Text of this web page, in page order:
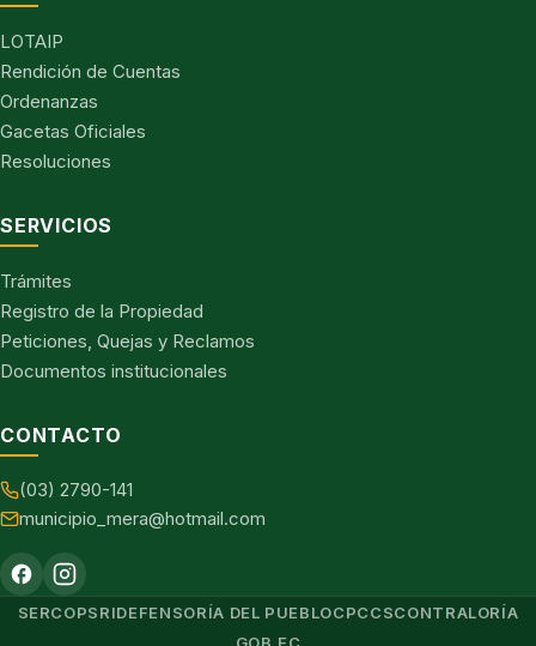
LOTAIP
Rendición de Cuentas
Ordenanzas
Gacetas Oficiales
Resoluciones
SERVICIOS
Trámites
Registro de la Propiedad
Peticiones, Quejas y Reclamos
Documentos institucionales
CONTACTO
(03) 2790-141
municipio_mera@hotmail.com
SERCOPSRIDEFENSORÍA DEL PUEBLOCPCCSCONTRALORÍA